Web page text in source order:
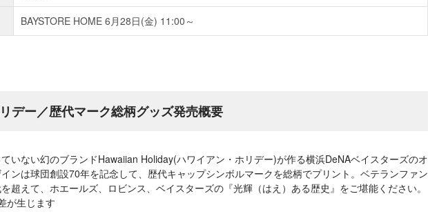
BAYSTORE HOME 6月28日(金) 11:00～
デー／歴代マーク総柄グッズ発売概要
いない幻のブランドHawaiian Holiday(ハワイアン・ホリデー)が作る横浜DeNAベイスターズのオ
ンは球団創設70年を記念して、歴代キャップシンボルマークを総柄でプリント。ベテランファン
超えて、ホエールズ、ロビンス、ベイスターズの『光輝（はえ）ある歴史』をご堪能ください。
が生じます